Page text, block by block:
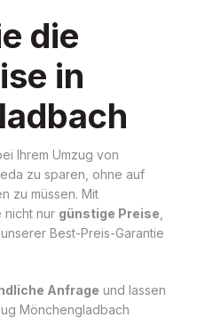
die
in
Ihrem Umzug von
zu sparen, ohne auf
zu müssen. Mit
nicht nur günstige Preise
Best-Preis-Garantie
Anfrage und lassen
Mönchengladbach